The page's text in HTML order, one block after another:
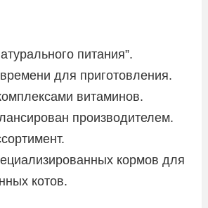
питания”.
для приготовления.
витаминов.
производителем.
кормов для
котов.